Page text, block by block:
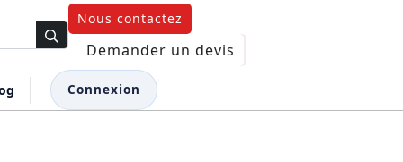
Nous contactez
Demander un devis
Connexion